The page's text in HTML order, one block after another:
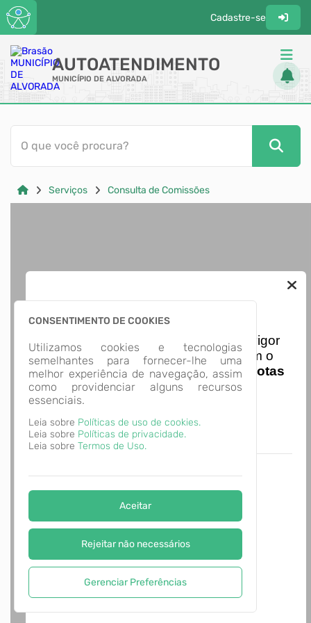
Cadastre-se
AUTOATENDIMENTO
MUNICÍPIO DE ALVORADA
ACESSO RÁPIDO
Acessibilidade
Diário Oficial
O que você procura?
Serviços Consulta de Comissões
CONSENTIMENTO DE COOKIES
Utilizamos cookies e tecnologias
semelhantes para fornecer-lhe uma
melhor experiência de navegação, assim
como providenciar alguns recursos
essenciais.
Leia sobre Políticas de uso de cookies.
Leia sobre Políticas de privacidade.
Leia sobre Termos de Uso.
Aceitar
Rejeitar não necessários
Gerenciar Preferências
Nota Nacional
Iniciando em 01/01/2026
entra em vigor
a obrigatoriedade de integração com o
Ambiente de Dados Nacional das
Notas
de Serviço Eletrônicas
com isso
entraram em vigor
acesse o link abaixo e saiba mais.
Autoatendimento - MUNICÍPIO DE
ALVORADA